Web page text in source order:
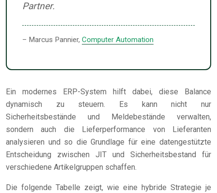
Partner.
– Marcus Pannier, Computer Automation
Ein modernes ERP-System hilft dabei, diese Balance
dynamisch zu steuern. Es kann nicht nur
Sicherheitsbestände und Meldebestände verwalten,
sondern auch die Lieferperformance von Lieferanten
analysieren und so die Grundlage für eine datengestützte
Entscheidung zwischen JIT und Sicherheitsbestand für
verschiedene Artikelgruppen schaffen.
Die folgende Tabelle zeigt, wie eine hybride Strategie je